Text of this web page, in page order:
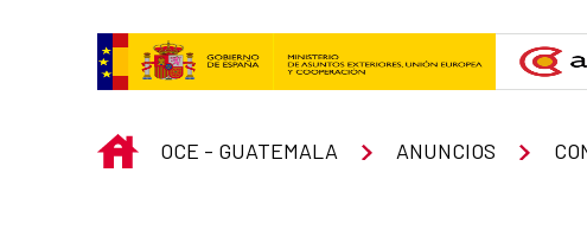
INICIO
OCE - GUATEMALA ANUNCIOS